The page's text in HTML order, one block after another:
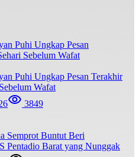
Puhi Ungkap Pesan Terakhir
Wafat
3849
Semprot Buntut Beri
Pentadio Barat yang Nunggak